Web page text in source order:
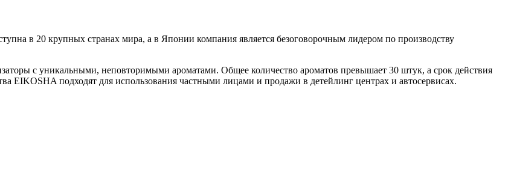
в 20 крупных странах мира, а в Японии компания является безоговорочным лидером по производству
с уникальными, неповторимыми ароматами. Общее количество ароматов превышает 30 штук, а срок действия
EIKOSHA подходят для использования частными лицами и продажи в детейлинг центрах и автосервисах.